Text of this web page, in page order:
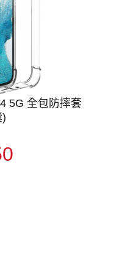
5G 全包防摔套
)